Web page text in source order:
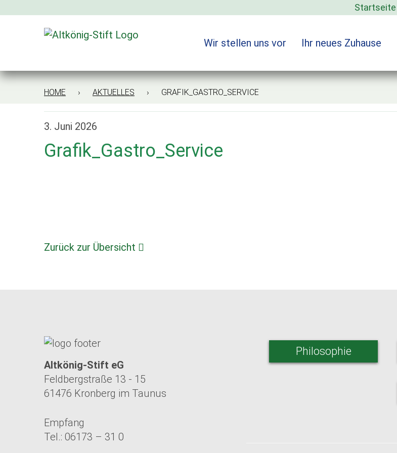
Startseite
Wir stellen uns vor Ihr neues Zuhause
HOME › AKTUELLES › GRAFIK_GASTRO_SERVICE
3. Juni 2026
Grafik_Gastro_Service
Zurück zur Übersicht
Altkönig-Stift eG
Feldbergstraße 13 - 15
61476 Kronberg im Taunus
Empfang
Tel.: 06173 – 31 0
Philosophie